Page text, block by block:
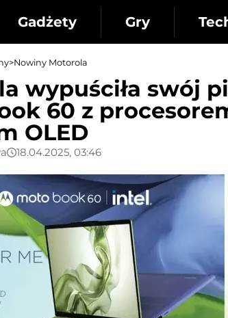
Gadżety Gry
>Nowiny Motorola
wypuściła swój
60 z
OLED
18.04.2025, 03:46